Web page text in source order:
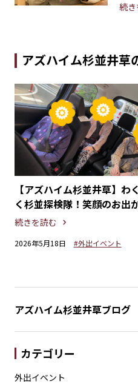
続
アズハイム杉並井草
【アズハイム杉並井草】わ
く杉並探検隊！笑顔のお出
時間
続きを読む
2026年5月18日 #外出イベント
アズハイム杉並井草ブログ
カテゴリー
外出イベント